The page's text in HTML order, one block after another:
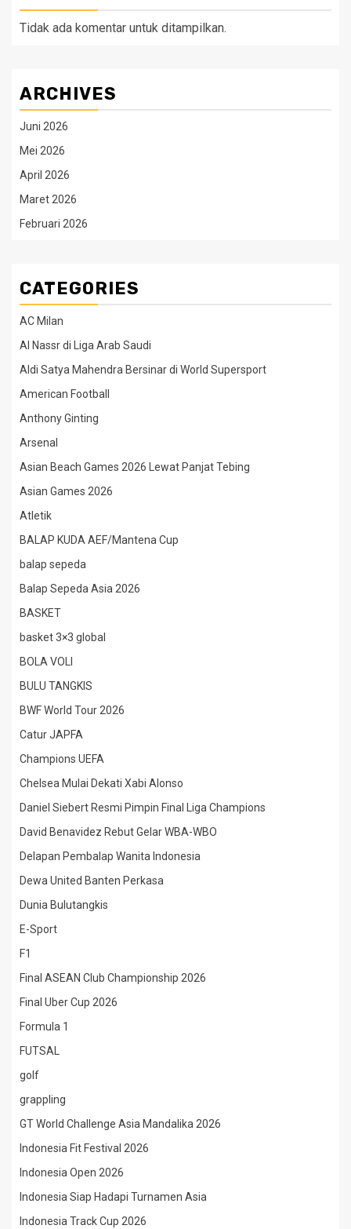
Tidak ada komentar untuk ditampilkan.
ARCHIVES
Juni 2026
Mei 2026
April 2026
Maret 2026
Februari 2026
CATEGORIES
AC Milan
Al Nassr di Liga Arab Saudi
Aldi Satya Mahendra Bersinar di World Supersport
American Football
Anthony Ginting
Arsenal
Asian Beach Games 2026 Lewat Panjat Tebing
Asian Games 2026
Atletik
BALAP KUDA AEF/Mantena Cup
balap sepeda
Balap Sepeda Asia 2026
BASKET
basket 3×3 global
BOLA VOLI
BULU TANGKIS
BWF World Tour 2026
Catur JAPFA
Champions UEFA
Chelsea Mulai Dekati Xabi Alonso
Daniel Siebert Resmi Pimpin Final Liga Champions
David Benavidez Rebut Gelar WBA-WBO
Delapan Pembalap Wanita Indonesia
Dewa United Banten Perkasa
Dunia Bulutangkis
E-Sport
F1
Final ASEAN Club Championship 2026
Final Uber Cup 2026
Formula 1
FUTSAL
golf
grappling
GT World Challenge Asia Mandalika 2026
Indonesia Fit Festival 2026
Indonesia Open 2026
Indonesia Siap Hadapi Turnamen Asia
Indonesia Track Cup 2026